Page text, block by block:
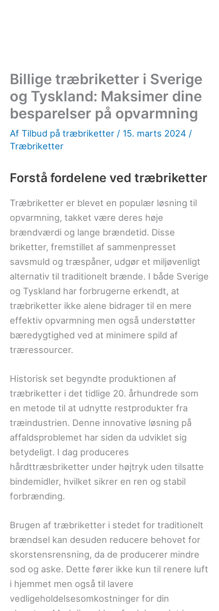
Billige træbriketter i Sverige
og Tyskland: Maksimer dine
besparelser på opvarmning
Af Tilbud på træbriketter / 15. marts 2024 /
Træbriketter
Forstå fordelene ved træbriketter
Træbriketter er blevet en populær løsning til
opvarmning, takket være deres høje
brændværdi og lange brændetid. Disse
briketter, fremstillet af sammenpresset
savsmuld og træspåner, udgør et miljøvenligt
alternativ til traditionelt brænde. I både Sverige
og Tyskland har forbrugerne erkendt, at
træbriketter ikke alene bidrager til en mere
effektiv opvarmning men også understøtter
bæredygtighed ved at minimere spild af
træressourcer.
Historisk set begyndte produktionen af
træbriketter i det tidlige 20. århundrede som
en metode til at udnytte restprodukter fra
træindustrien. Denne innovative løsning på
affaldsproblemet har siden da udviklet sig
betydeligt. I dag produceres
hårdttræsbriketter under højtryk uden tilsatte
bindemidler, hvilket sikrer en ren og stabil
forbrænding.
Brugen af træbriketter i stedet for traditionelt
brændsel kan desuden reducere behovet for
skorstensrensning, da de producerer mindre
sod og aske. Dette fører ikke kun til renere luft
i hjemmet men også til lavere
vedligeholdelsesomkostninger for din